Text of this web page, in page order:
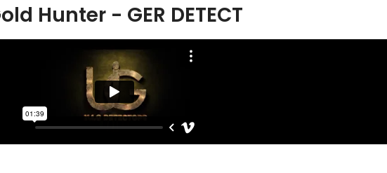
Hunter - GER DETECT